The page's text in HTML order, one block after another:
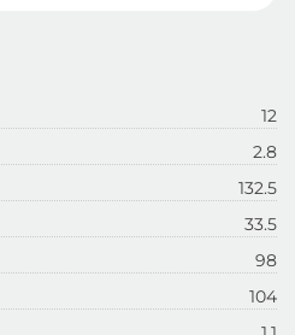
12
2.8
132.5
33.5
98
104